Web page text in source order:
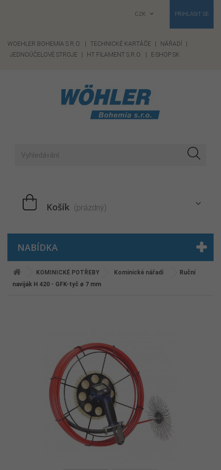
PŘIHLÁSIT SE
CZK
WOEHLER BOHEMIA S.R.O. TECHNICKÉ KARTÁČE NÁŘADÍ
JEDNOÚČELOVÉ STROJE
HT FILAMENT S.R.O. E-SHOP SK
Košík (prázdný)
NABÍDKA
KOMINICKÉ POTŘEBY Kominické nářadí
Ruční
naviják H 420 - GFK-tyč ø 7 mm